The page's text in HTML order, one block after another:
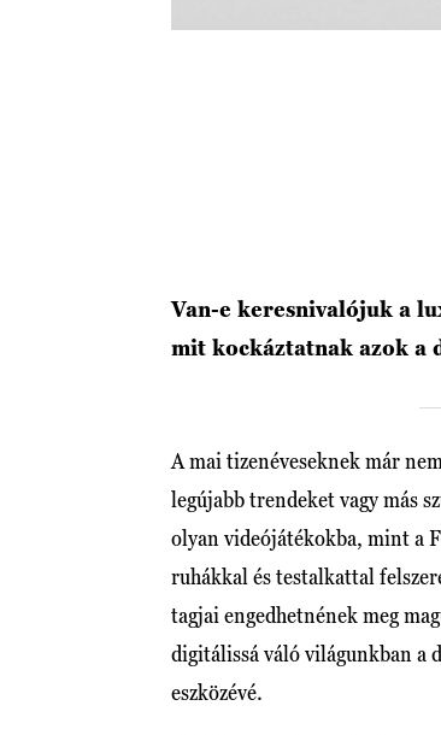
Van-e keresnivalójuk a
mit kockáztatnak azok a
A mai tizenéveseknek már
legújabb trendeket vagy más
olyan videójátékokba, mint a
ruhákkal és testalkattal
tagjai engedhetnének meg
digitálissá váló világunkban a
eszközévé.